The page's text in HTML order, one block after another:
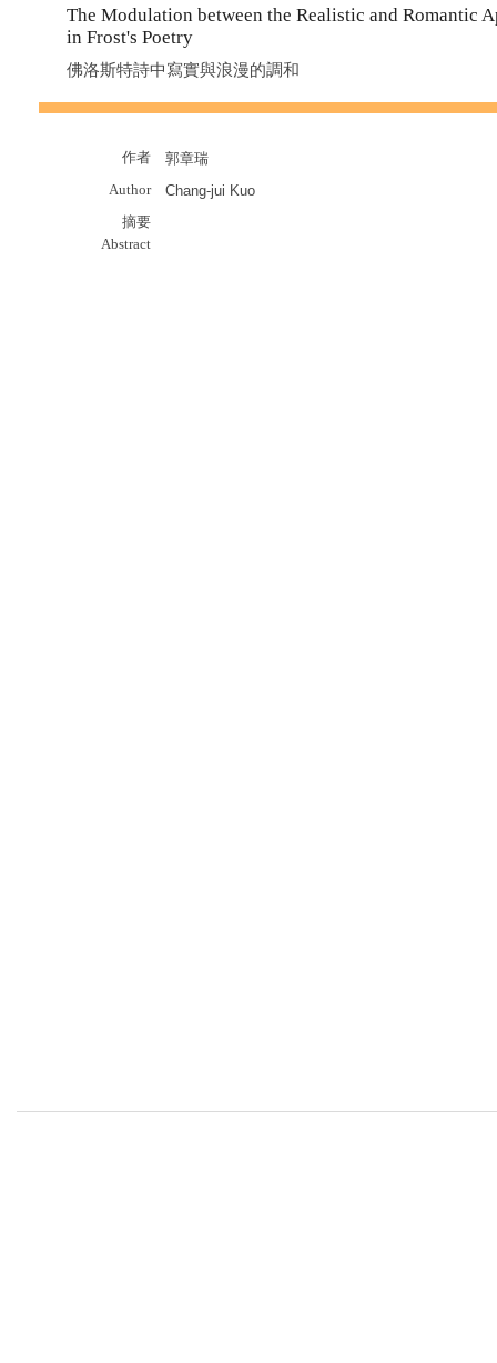
The Modulation between the Realistic and Romantic
in Frost's Poetry
佛洛斯特詩中寫實與浪漫的調和
作者
郭章瑞
Author
Chang-jui Kuo
摘要
Abstract